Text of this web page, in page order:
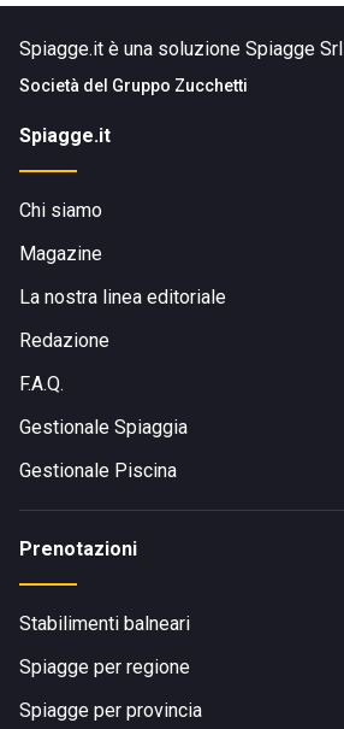
Spiagge.it è una soluzione Spiagge Srl
Società del Gruppo Zucchetti
Spiagge.it
Chi siamo
Magazine
La nostra linea editoriale
Redazione
F.A.Q.
Gestionale Spiaggia
Gestionale Piscina
Prenotazioni
Stabilimenti balneari
Spiagge per regione
Spiagge per provincia